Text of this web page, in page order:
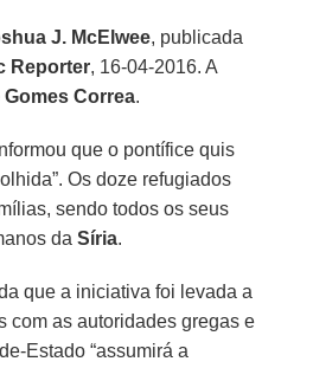
J. McElwee, publicada
Reporter, 16-04-2016. A
Gomes Correa.
que o pontífice quis
Os doze refugiados
sendo todos os seus
daSíria.
que a iniciativa foi levada a
com as autoridades gregas e
Estado “assumirá a